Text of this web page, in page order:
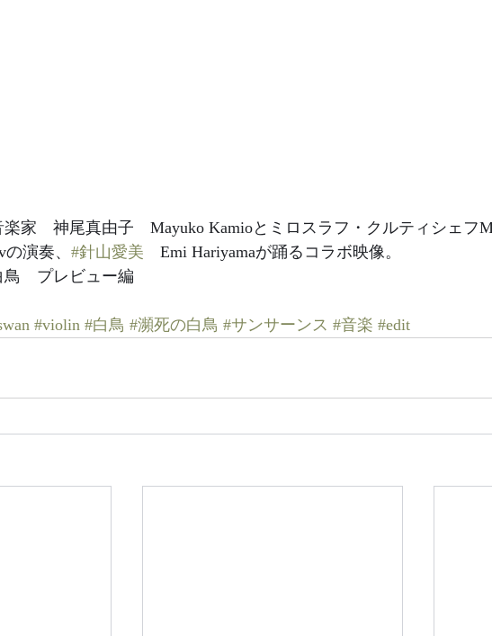
家　神尾真由子　Mayuko Kamioとミロスラフ・クルティシェフ
演奏、 #針山愛美 Emi Hariyamaが踊るコラボ映像。
　プレビュー編
#violin #白鳥 #瀕死の白鳥 #サンサーンス #音楽 #edit